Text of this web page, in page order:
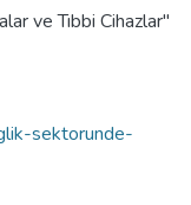
ve Tıbbi Cihazlar''
sektorunde-